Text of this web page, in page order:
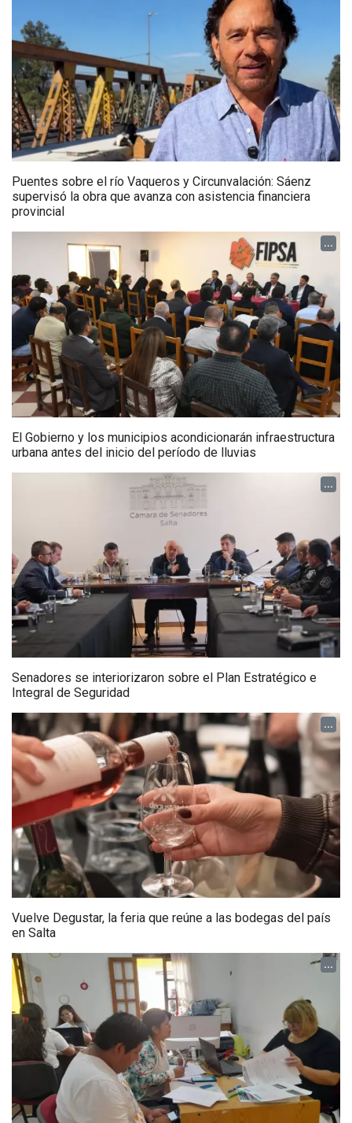
Puentes sobre el río Vaqueros y Circunvalación: Sáenz
supervisó la obra que avanza con asistencia financiera
provincial
...
El Gobierno y los municipios acondicionarán infraestructura
urbana antes del inicio del período de lluvias
...
Senadores se interiorizaron sobre el Plan Estratégico e
Integral de Seguridad
...
Vuelve Degustar, la feria que reúne a las bodegas del país
en Salta
...